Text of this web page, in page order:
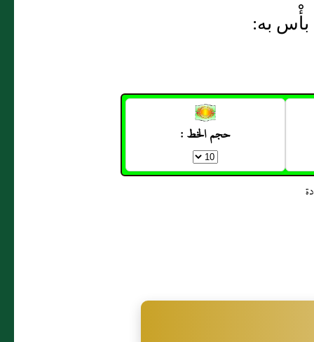
بأْس به:
حجم الخط :